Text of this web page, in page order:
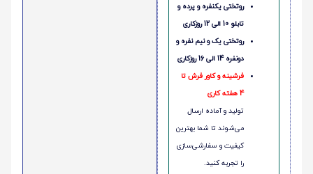
روتختی یکنفره و پرده و
تابلو 10 الی 12 روزکاری
روتختی یک و نیم نفره و
دونفره 14 الی 16 روزکاری
فرشینه و کاور فرش تا
4 هفته کاری
تولید و آماده ارسال
می‌شوند تا شما بهترین
کیفیت و سفارشی‌سازی
را تجربه کنید.